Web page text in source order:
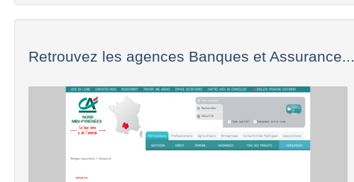
Retrouvez les agences Banques et Assurance...